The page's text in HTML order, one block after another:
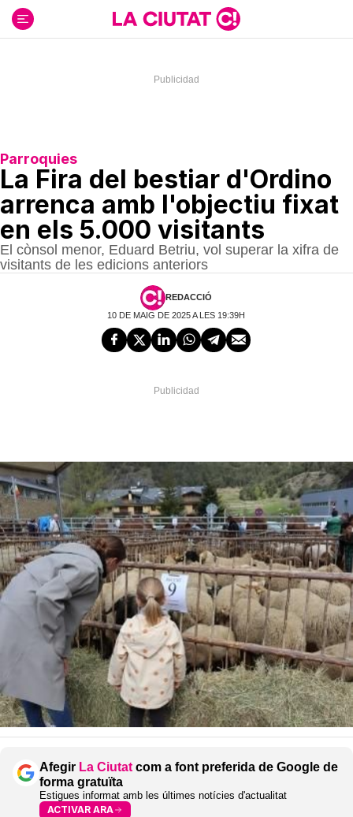
contenido
Parroquies
La Fira del bestiar d'Ordino
arrenca amb l'objectiu fixat
en els 5.000 visitants
El cònsol menor, Eduard Betriu, vol superar la xifra de
visitants de les edicions anteriors
REDACCIÓ
10 DE MAIG DE 2025 A LES 19:39H
Afegir La Ciutat com a font preferida de Google de
forma gratuïta
Estigues informat amb les últimes notícies d'actualitat
ACTIVAR ARA